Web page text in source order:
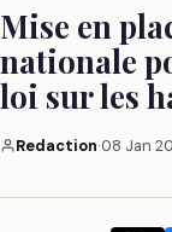
Mise en
nationale
loi sur les
Redaction·08 Jan